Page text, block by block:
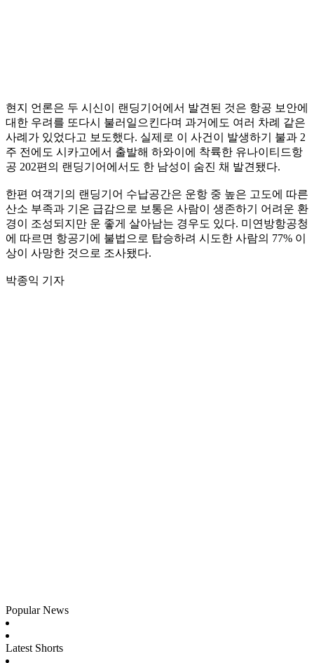
현지 언론은 두 시신이 랜딩기어에서 발견된 것은 항공 보안에
대한 우려를 또다시 불러일으킨다며 과거에도 여러 차례 같은
사례가 있었다고 보도했다. 실제로 이 사건이 발생하기 불과 2
주 전에도 시카고에서 출발해 하와이에 착륙한 유나이티드항
공 202편의 랜딩기어에서도 한 남성이 숨진 채 발견됐다.
한편 여객기의 랜딩기어 수납공간은 운항 중 높은 고도에 따른
산소 부족과 기온 급감으로 보통은 사람이 생존하기 어려운 환
경이 조성되지만 운 좋게 살아남는 경우도 있다. 미연방항공청
에 따르면 항공기에 불법으로 탑승하려 시도한 사람의 77% 이
상이 사망한 것으로 조사됐다.
박종익 기자
Popular News
Latest Shorts